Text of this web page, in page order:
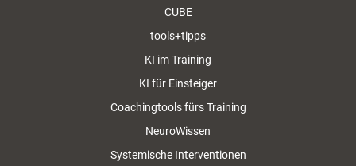
CUBE
tools+tipps
KI im Training
KI für Einsteiger
Coachingtools fürs Training
NeuroWissen
Systemische Interventionen